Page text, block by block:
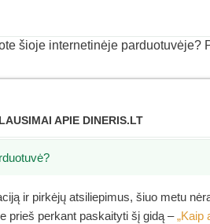
šioje internetinėje parduotuvėje?
APIE DINERIS.LT
ir pirkėjų atsiliepimus, šiuo metu
prieš perkant paskaityti šį gidą –„Kaip